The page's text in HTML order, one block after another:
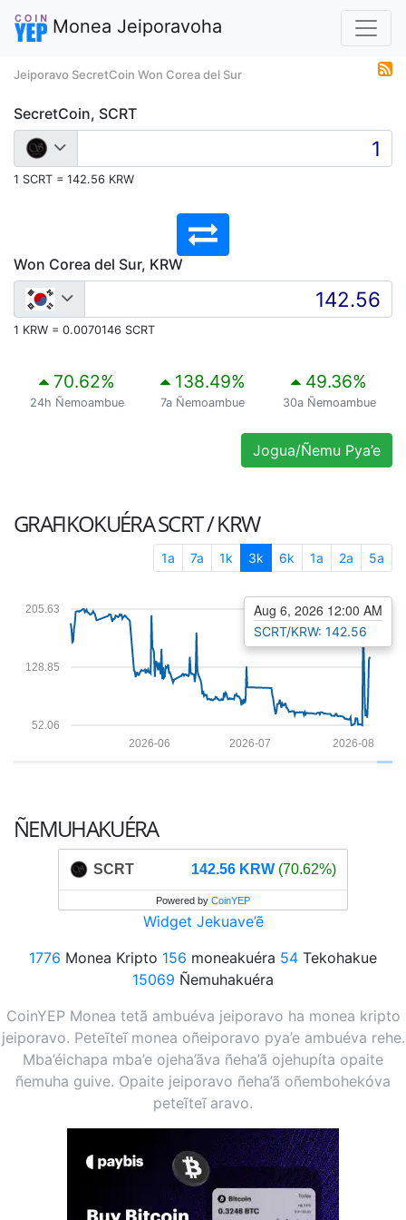
Monea Jeiporavoha
Jeiporavo SecretCoin Won Corea del Sur
SecretCoin, SCRT
1 SCRT = 142.56 KRW
Won Corea del Sur, KRW
1 KRW = 0.0070146 SCRT
70.62%
24h Ñemoambue
138.49%
7a Ñemoambue
49.36%
30a Ñemoambue
Jogua/Ñemu Pya’e
GRAFIKOKUÉRASCRT / KRW
1a 7a 1k 3k 6k 1a 2a 5a
52.06
128.85
205.63
2026-08
2026-07
2026-06
Aug 6, 2026 12:00 AM
SCRT/KRW: 142.56
ÑEMUHAKUÉRA
SCRT 142.56 KRW (70.62%)
Powered by CoinYEP
Widget Jekuave’ẽ
1776 Monea Kripto 156 moneakuéra 54 Tekohakue
15069 Ñemuhakuéra
CoinYEP Monea tetã ambuéva jeiporavo ha monea kripto
jeiporavo. Peteĩteĩ monea oñeiporavo pya’e ambuéva rehe.
Mba’éichapa mba’e ojeha’ãva ñeha’ã ojehupíta opaite
ñemuha guive. Opaite jeiporavo ñeha’ã oñembohekóva
peteĩteĩ aravo.